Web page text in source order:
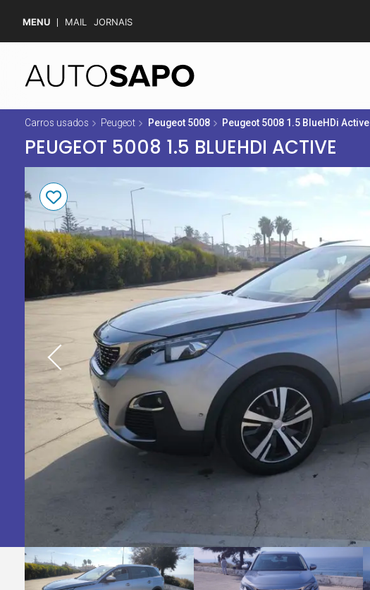
MENU MAIL JORNAIS
Carros usados Peugeot Peugeot 5008 Peugeot 5008 1.5 BlueHDi Active
PEUGEOT 5008 1.5 BLUEHDI ACTIVE